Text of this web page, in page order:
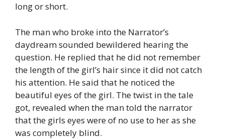
long or short.
The man who broke into the Narrator’s
daydream sounded bewildered hearing the
question. He replied that he did not remember
the length of the girl’s hair since it did not catch
his attention. He said that he noticed the
beautiful eyes of the girl. The twist in the tale
got, revealed when the man told the narrator
that the girls eyes were of no use to her as she
was completely blind.